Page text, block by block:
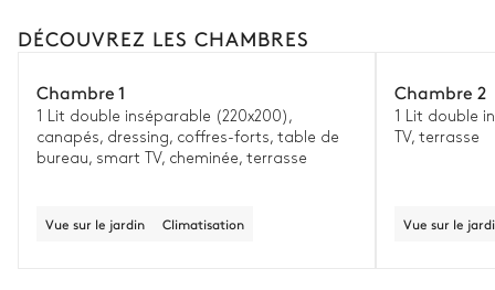
DÉCOUVREZ LES CHAMBRES
Chambre 1
1 Lit double inséparable (220x200),
canapés, dressing, coffres-forts, table de
bureau, smart TV, cheminée, terrasse
Vue sur le jardin Climatisation
Chambre 2
1 Lit double
TV, terrasse
Vue sur le